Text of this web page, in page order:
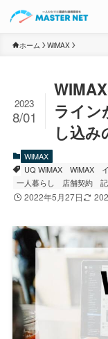
ホーム WiMAX
ライン
し込み
2023
8/01
WiMAX
UQ WiMAX
WiMAX
一人暮らし
店舗契約
2022年5月27日